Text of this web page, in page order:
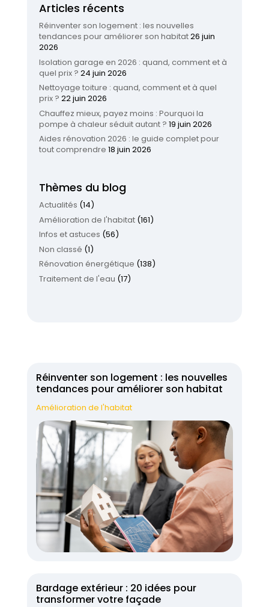
Articles récents
Réinventer son logement : les nouvelles
tendances pour améliorer son habitat26 juin
2026
Isolation garage en 2026 : quand, comment et à
quel prix ? 24 juin 2026
Nettoyage toiture : quand, comment et à quel
prix ? 22 juin 2026
Chauffez mieux, payez moins : Pourquoi la
pompe à chaleur séduit autant ? 19 juin 2026
Aides rénovation 2026 : le guide complet pour
tout comprendre 18 juin 2026
Thèmes du blog
Actualités (14)
Amélioration de l'habitat(161)
Infos et astuces (56)
Non classé (1)
Rénovation énergétique (138)
Traitement de l'eau (17)
Réinventer son logement : les nouvelles
tendances pour améliorer son habitat
Amélioration de l'habitat
Bardage extérieur : 20 idées pour
transformer votre façade